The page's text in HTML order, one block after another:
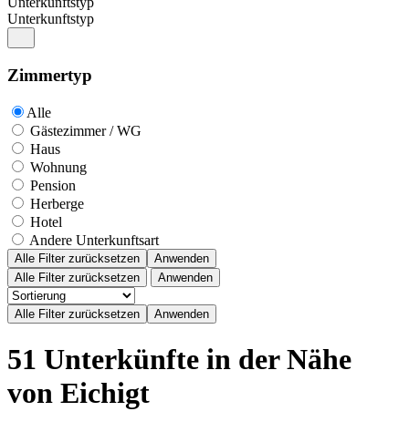
Unterkunftstyp
Zimmertyp
Alle
Gästezimmer / WG
Haus
Wohnung
Pension
Herberge
Hotel
Andere Unterkunftsart
Alle Filter zurücksetzen
Anwenden
Alle Filter zurücksetzen
Anwenden
51 Unterkünfte in der Nähe
von Eichigt